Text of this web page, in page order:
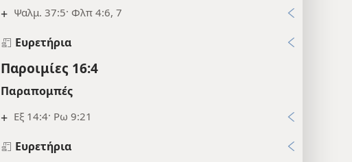
+ Ψαλμ. 37:5· Φλπ 4:6, 7
Ευρετήρια
Παροιμίες 16:4
Παραπομπές
+ Εξ 14:4· Ρω 9:21
Ευρετήρια